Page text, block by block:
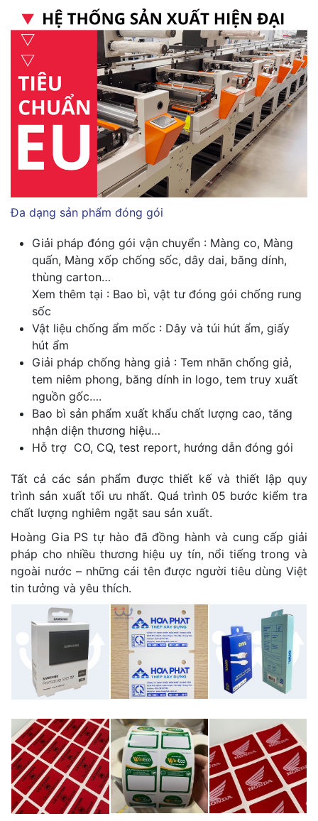
Đa dạng sản phẩm đóng gói
Giải pháp đóng gói vận chuyển : Màng co, Màng
quấn, Màng xốp chống sốc, dây dai, băng dính,
thùng carton…
Xem thêm tại : Bao bì, vật tư đóng gói chống rung
sốc
Vật liệu chống ẩm mốc : Dây và túi hút ẩm, giấy
hút ẩm
Giải pháp chống hàng giả : Tem nhãn chống giả,
tem niêm phong, băng dính in logo, tem truy xuất
nguồn gốc….
Bao bì sản phẩm xuất khẩu chất lượng cao, tăng
nhận diện thương hiệu…
Hỗ trợ CO, CQ, test report, hướng dẫn đóng gói
Tất cả các sản phẩm được thiết kế và thiết lập quy
trình sản xuất tối ưu nhất. Quá trình 05 bước kiểm tra
chất lượng nghiêm ngặt sau sản xuất.
Hoàng Gia PS tự hào đã đồng hành và cung cấp giải
pháp cho nhiều thương hiệu uy tín, nổi tiếng trong và
ngoài nước – những cái tên được người tiêu dùng Việt
tin tưởng và yêu thích.